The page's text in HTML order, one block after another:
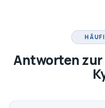
Antworten